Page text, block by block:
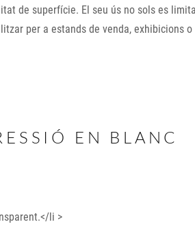
de superfície. El seu ús no sols es
per a estands de venda, exhibicions o
EN BLANC
li >